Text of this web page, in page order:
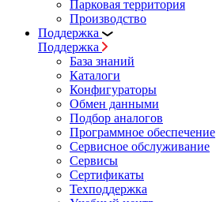
Парковая территория
Производство
Поддержка
Поддержка
База знаний
Каталоги
Конфигураторы
Обмен данными
Подбор аналогов
Программное обеспечение
Сервисное обслуживание
Сервисы
Сертификаты
Техподдержка